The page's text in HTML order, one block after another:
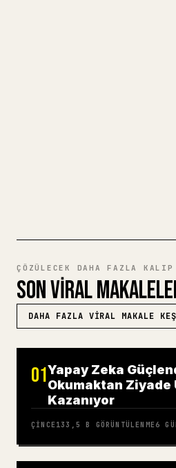
ÇÖZÜLECEK DAHA FAZLA KALIP
SON VIRAL
DAHA FAZLA VIRAL MAKALE
01Yapay Zeka
Okumaktan Ziyade
Kazanıyor
ÇINCE 133,5 B GÖRÜNTÜLENME 6